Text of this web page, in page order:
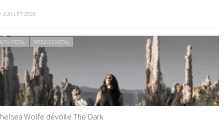
JUILLET 2026
METAL WEBZINE METAL
Wolfe dévoile The Dark